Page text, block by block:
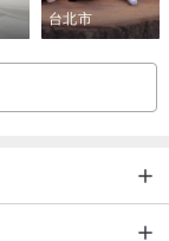
台北市